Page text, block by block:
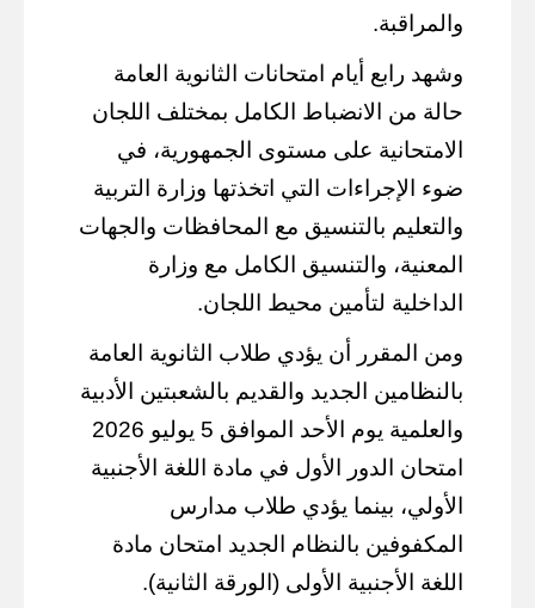
والمراقبة.
وشهد رابع أيام امتحانات الثانوية العامة
حالة من الانضباط الكامل بمختلف اللجان
الامتحانية على مستوى الجمهورية، في
ضوء الإجراءات التي اتخذتها وزارة التربية
والتعليم بالتنسيق مع المحافظات والجهات
المعنية، والتنسيق الكامل مع وزارة
الداخلية لتأمين محيط اللجان.
ومن المقرر أن يؤدي طلاب الثانوية العامة
بالنظامين الجديد والقديم بالشعبتين الأدبية
والعلمية يوم الأحد الموافق 5 يوليو 2026
امتحان الدور الأول في مادة اللغة الأجنبية
الأولي، بينما يؤدي طلاب مدارس
المكفوفين بالنظام الجديد امتحان مادة
اللغة الأجنبية الأولى (الورقة الثانية).